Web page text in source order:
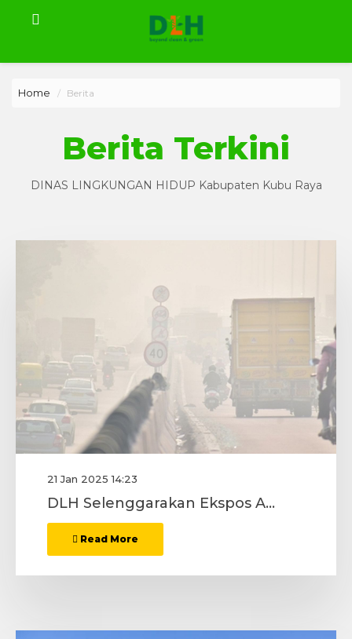
Home Berita
Berita Terkini
DINAS LINGKUNGAN HIDUP Kabupaten Kubu Raya
21 Jan 2025 14:23
DLH Selenggarakan Ekspos Awal Penyusunan Rencana Perlindungan dan Pengelolan Ekosistem Gambut
Read More